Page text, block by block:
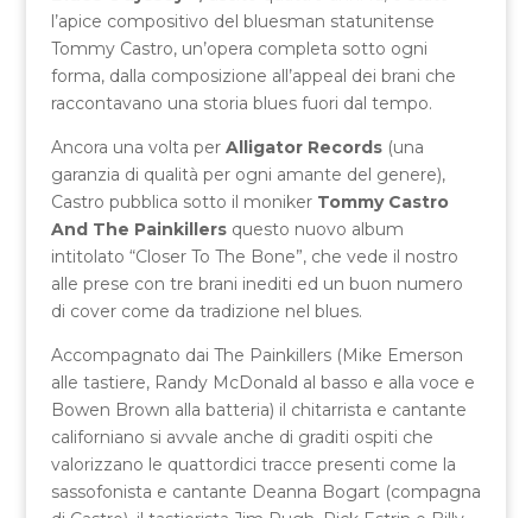
l’apice compositivo del bluesman statunitense
Tommy Castro, un’opera completa sotto ogni
forma, dalla composizione all’appeal dei brani che
raccontavano una storia blues fuori dal tempo.
Ancora una volta per Alligator Records(una
garanzia di qualità per ogni amante del genere),
Castro pubblica sotto il moniker Tommy Castro
And The Painkillers questo nuovo album
intitolato “Closer To The Bone”, che vede il nostro
alle prese con tre brani inediti ed un buon numero
di cover come da tradizione nel blues.
Accompagnato dai The Painkillers (Mike Emerson
alle tastiere, Randy McDonald al basso e alla voce e
Bowen Brown alla batteria) il chitarrista e cantante
californiano si avvale anche di graditi ospiti che
valorizzano le quattordici tracce presenti come la
sassofonista e cantante Deanna Bogart (compagna